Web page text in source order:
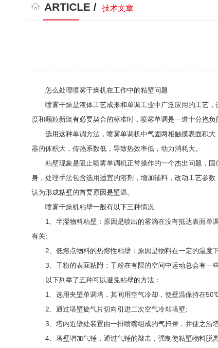
ARTICLE / 技术文章
怎么处理喷雾干燥机在工作中的粘壁问题
喷雾干燥是液体工艺成形和单调工业中广泛应用的工艺，
度和颗粒新装有必要契合的标准时，喷雾单调是一道十分抱负
选用这种单调方法，喷雾单调机中气固两相触摸表面积大
器的体积大，传热系数低，导致热效率低，动力消耗大。
粘壁现象是阻止喷雾单调机正常操作的一个杰出问题，固
身，处理手法包含选用适宜的溶剂，增加辅料，改动工艺参
认为形成粘壁的首要原因是壁温。
喷雾干燥机粘壁一般有以下三种情况:
1、半湿物料粘壁：原因是喷出的雾滴在没有抵达表面单调
有关;
2、低熔点物料的热熔性粘壁：原因是物料在一定的温度
3、干粉的表面粘附：干粉在有限的空间中运动总会有一
以下列举了五种可以避免粘壁的方法：
1、选用夹壁单调塔，其间用空气冷却，使壁温保持在
2、通过塔壁旋气片切向引进二次空气冷却塔壁;
3、塔内近壁处装置由一排喷嘴组成的气扫帚，并使之沿
4、塔壁增加气锤，通过气锤的敲击，强制使粘壁物料脱